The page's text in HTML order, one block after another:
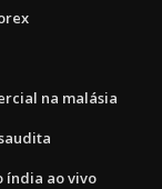
na malásia
índia ao vivo